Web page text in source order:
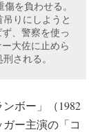
を負わせる。
りにしようと
、警察を使っ
大佐に止めら
される。
ボー」（1982
ー主演の「コ